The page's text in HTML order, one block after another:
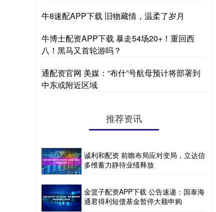
牛8速配APP下载 旧物藏情，温柔了岁月
牛博士配资APP下载 暴走54场20+！重回西
八！黑马又首轮游吗？
通配资官网 美媒：“布什”号航母预计将部署到
中东或附近区域
推荐资讯
诚利和配资 前瞻布局应对变局，立达信
多维蓄力静待业绩释放
金篮子配资APP下载 公告速递：国泰海
通君得利短债基金暂停大额申购